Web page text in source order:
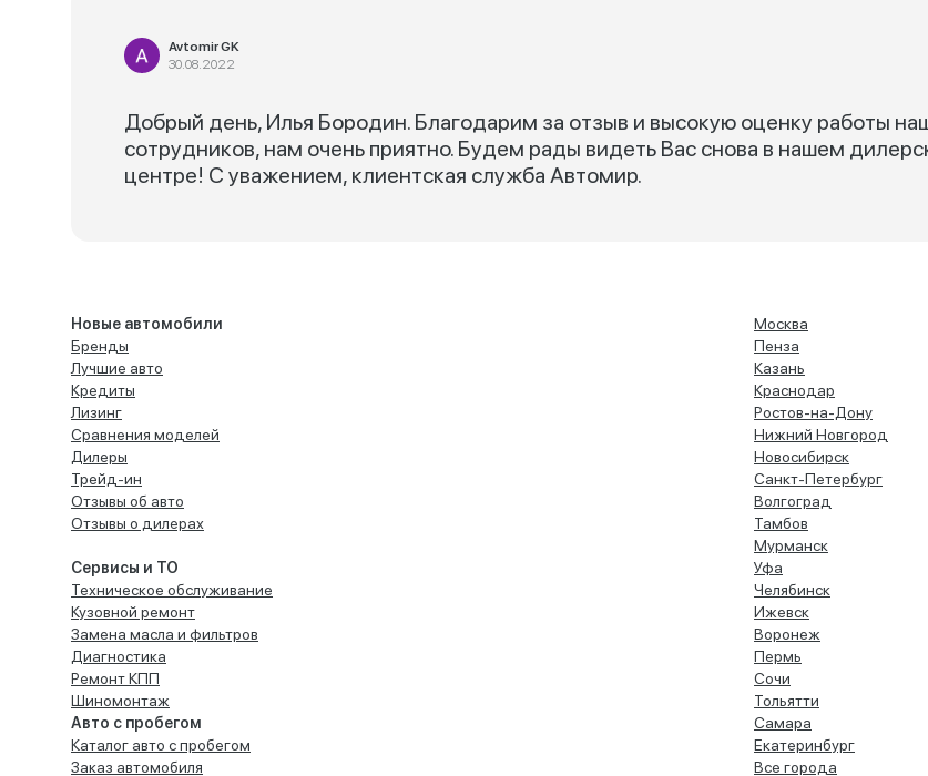
Avtomir GK
30.08.2022
Добрый день, Илья Бородин. Благодарим за отзыв и высокую оценку работы
сотрудников, нам очень приятно. Будем рады видеть Вас снова в нашем
центре! С уважением, клиентская служба Автомир.
Новые автомобили
Бренды
Лучшие авто
Кредиты
Лизинг
Сравнения моделей
Дилеры
Трейд-ин
Отзывы об авто
Отзывы о дилерах
Сервисы и ТО
Техническое обслуживание
Кузовной ремонт
Замена масла и фильтров
Диагностика
Ремонт КПП
Шиномонтаж
Авто с пробегом
Каталог авто с пробегом
Заказ автомобиля
Москва
Пенза
Казань
Краснодар
Ростов-на-Дону
Нижний Новгород
Новосибирск
Санкт-Петербург
Волгоград
Тамбов
Мурманск
Уфа
Челябинск
Ижевск
Воронеж
Пермь
Сочи
Тольятти
Самара
Екатеринбург
Все города